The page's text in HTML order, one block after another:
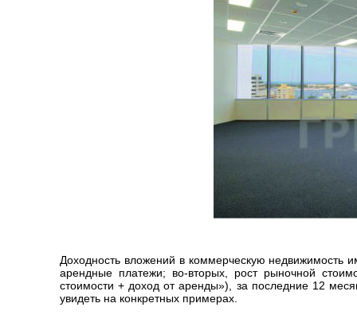
Доходность вложений в коммерческую недвижимость
арендные платежи; во-вторых, рост рыночной
стоимости + доход от аренды»), за последние 12
увидеть на конкретных примерах.